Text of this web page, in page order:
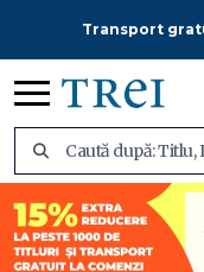
Transport